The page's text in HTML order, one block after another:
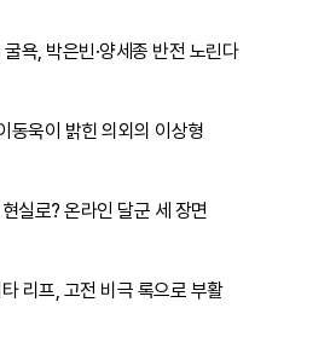
욕, 박은빈·양세종 반전 노린다
동욱이 밝힌 의외의 이상형
실로? 온라인 달군 세 장면
리프, 고전 비극 록으로 부활